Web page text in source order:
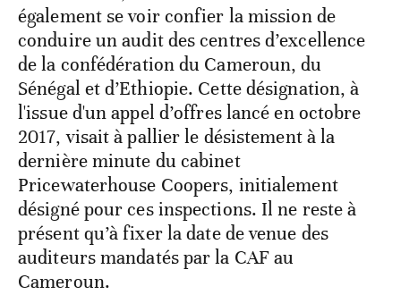
également se voir confier la mission de
conduire un audit des centres d’excellence
de la confédération du Cameroun, du
Sénégal et d’Ethiopie. Cette désignation, à
l'issue d'un appel d’offres lancé en octobre
2017, visait à pallier le désistement à la
dernière minute du cabinet
Pricewaterhouse Coopers, initialement
désigné pour ces inspections. Il ne reste à
présent qu’à fixer la date de venue des
auditeurs mandatés par la CAF au
Cameroun.